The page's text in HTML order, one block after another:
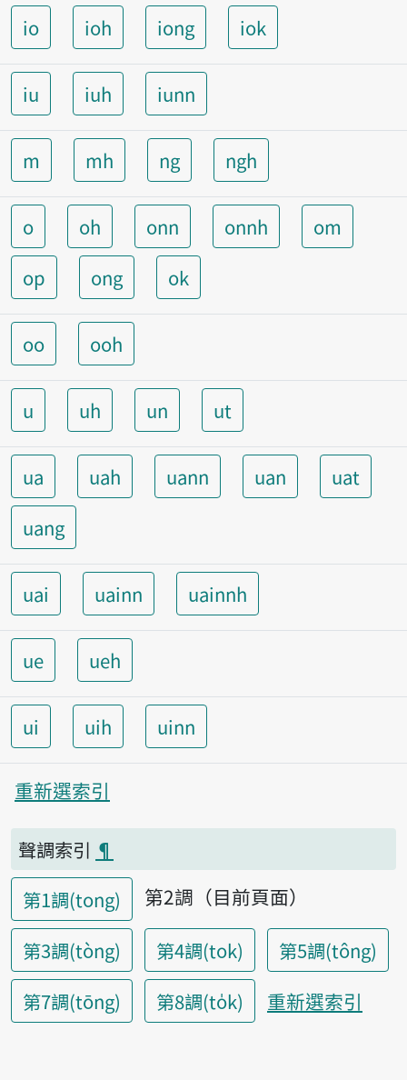
io ioh iong iok
iu iuh iunn
m mh ng ngh
o oh onn onnh
om
op
ong ok
oo ooh
u uh un ut
ua uah uann uan
uat
uang
uai uainn uainnh
ue ueh
ui uih uinn
重新選索引
聲調索引 ¶
第1調(tong)
第2調（目前頁面）
第3調(tòng)
第4調(tok)
第5調(tông)
第7調(tōng)
第8調(to̍k) 重新選索引